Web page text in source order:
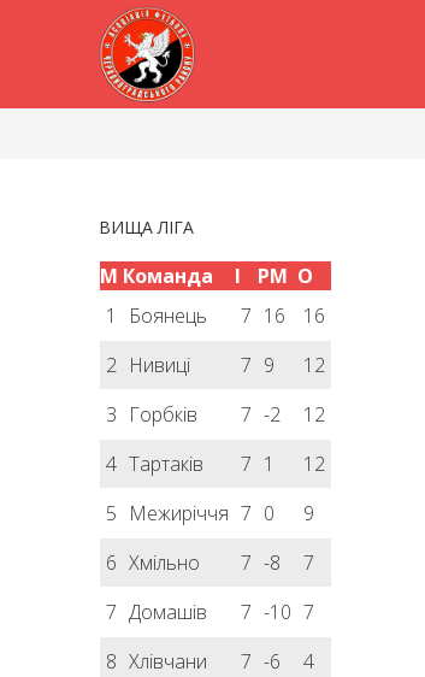
ВИЩА ЛІГА
М Команда І РМ О
1
Боянець 7 16
16
2 Нивиці 7 9
12
3 Горбків 7 -2
12
4 Тартаків 7 1
12
5 Межиріччя 7 0
9
6 Хмільно 7 -8
7
7 Домашів 7 -10 7
8 Хлівчани 7 -6
4